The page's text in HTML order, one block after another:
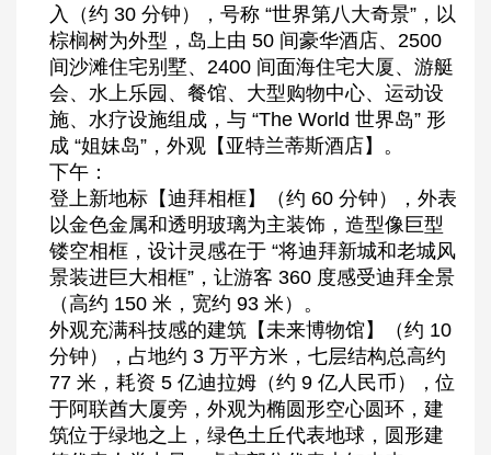
入（约 30 分钟），号称 “世界第八大奇景”，以
棕榈树为外型，岛上由 50 间豪华酒店、2500
间沙滩住宅别墅、2400 间面海住宅大厦、游艇
会、水上乐园、餐馆、大型购物中心、运动设
施、水疗设施组成，与 “The World 世界岛” 形
成 “姐妹岛”，外观【亚特兰蒂斯酒店】。
下午：
登上新地标【迪拜相框】（约 60 分钟），外表
以金色金属和透明玻璃为主装饰，造型像巨型
镂空相框，设计灵感在于 “将迪拜新城和老城风
景装进巨大相框”，让游客 360 度感受迪拜全景
（高约 150 米，宽约 93 米）。
外观充满科技感的建筑【未来博物馆】（约 10
分钟），占地约 3 万平方米，七层结构总高约
77 米，耗资 5 亿迪拉姆（约 9 亿人民币），位
于阿联酋大厦旁，外观为椭圆形空心圆环，建
筑位于绿地之上，绿色土丘代表地球，圆形建